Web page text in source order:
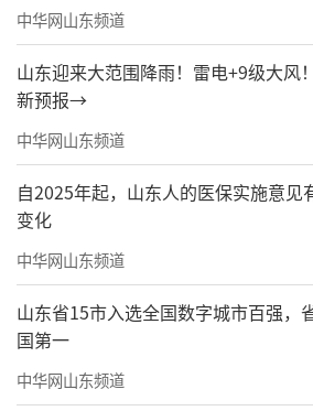
2月19日正月初三，泰安
员、副院长王国军带队深
域、消防中控室及住院病房
导检查。围绕医疗救治保障
中华网山东频道
山东迎来大范围降雨！雷电+9级大风
新预报→
中华网山东频道
自2025年起，山东人的医保实施意见
变化
中华网山东频道
山东省15市入选全国数字城市百强，
国第一
中华网山东频道